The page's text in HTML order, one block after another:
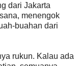
dari Jakarta
menengok
buahan dari
rukun. Kalau ada